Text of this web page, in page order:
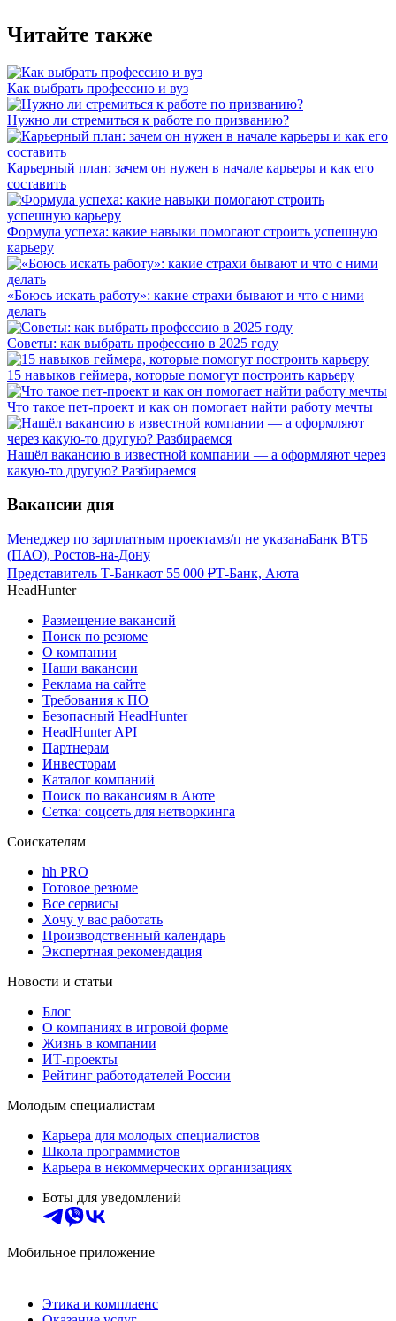
Читайте также
Как выбрать профессию и вуз
Нужно ли стремиться к работе по призванию?
Карьерный план: зачем он нужен в начале карьеры и как его
составить
Формула успеха: какие навыки помогают строить успешную
карьеру
«Боюсь искать работу»: какие страхи бывают и что с ними
делать
Советы: как выбрать профессию в 2025 году
15 навыков геймера, которые помогут построить карьеру
Что такое пет-проект и как он помогает найти работу мечты
Нашёл вакансию в известной компании — а оформляют через
какую-то другую? Разбираемся
Вакансии дня
Менеджер по зарплатным проектамз/п не указанаБанк ВТБ
(ПАО), Ростов-на-Дону
Представитель Т-Банкаот 55 000 ₽Т-Банк, Аюта
HeadHunter
Размещение вакансий
Поиск по резюме
О компании
Наши вакансии
Реклама на сайте
Требования к ПО
Безопасный HeadHunter
HeadHunter API
Партнерам
Инвесторам
Каталог компаний
Поиск по вакансиям в Аюте
Сетка: соцсеть для нетворкинга
Соискателям
hh PRO
Готовое резюме
Все сервисы
Хочу у вас работать
Производственный календарь
Экспертная рекомендация
Новости и статьи
Блог
О компаниях в игровой форме
Жизнь в компании
ИТ-проекты
Рейтинг работодателей России
Молодым специалистам
Карьера для молодых специалистов
Школа программистов
Карьера в некоммерческих организациях
Боты для уведомлений
Мобильное приложение
Этика и комплаенс